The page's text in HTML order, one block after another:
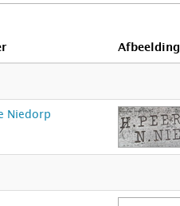
Afbeelding
Niedorp